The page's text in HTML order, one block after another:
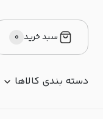
سبد خرید ۰
دسته بندی کالاها